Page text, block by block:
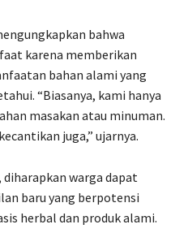
bahwa
karena memberikan
bahan alami yang
“Biasanya, kami hanya
masakan atau minuman.
juga,” ujarnya.
warga dapat
baru yang berpotensi
herbal dan produk alami.